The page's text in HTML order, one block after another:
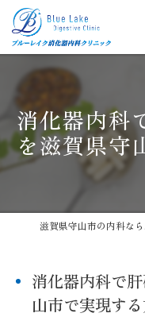
消化器内科
を滋賀県守
消化器内科で
山市で実現す